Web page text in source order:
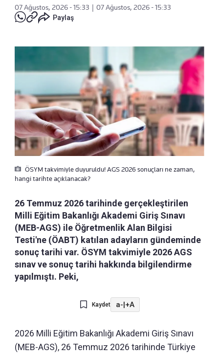
07 Ağustos, 2026 - 15:33
07 Ağustos, 2026 - 15:33
Paylaş
ÖSYM takvimiyle duyuruldu! AGS 2026 sonuçları ne zaman,
hangi tarihte açıklanacak?
26 Temmuz 2026 tarihinde gerçekleştirilen
Milli Eğitim Bakanlığı Akademi Giriş Sınavı
(MEB-AGS) ile Öğretmenlik Alan Bilgisi
Testi'ne (ÖABT) katılan adayların gündeminde
sonuç tarihi var. ÖSYM takvimiyle 2026 AGS
sınav ve sonuç tarihi hakkında bilgilendirme
yapılmıştı. Peki,
Kaydet a-|+A
2026 Milli Eğitim Bakanlığı Akademi Giriş Sınavı
(MEB-AGS), 26 Temmuz 2026 tarihinde Türkiye